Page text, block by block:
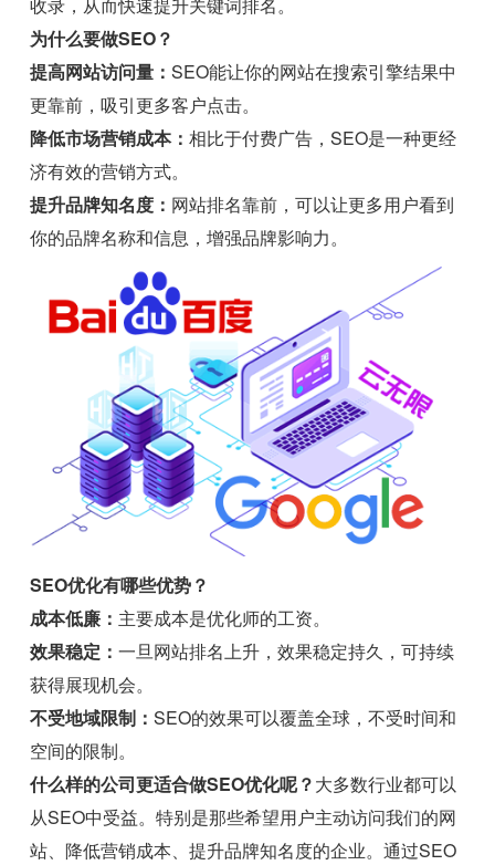
为什么要做SEO？
提高网站访问量：SEO能让你的网站在搜索引擎结果中
更靠前，吸引更多客户点击。
降低市场营销成本：相比于付费广告，SEO是一种更经
济有效的营销方式。
提升品牌知名度： 网站排名靠前，可以让更多用户看到
你的品牌名称和信息，增强品牌影响力。
SEO优化有哪些优势？
成本低廉： 主要成本是优化师的工资。
效果稳定：一旦网站排名上升，效果稳定持久，可持续
获得展现机会。
不受地域限制：SEO的效果可以覆盖全球，不受时间和
空间的限制。
什么样的公司更适合做SEO优化呢？大多数行业都可以
从SEO中受益。特别是那些希望用户主动访问我们的网
站、降低营销成本、提升品牌知名度的企业。通过SEO